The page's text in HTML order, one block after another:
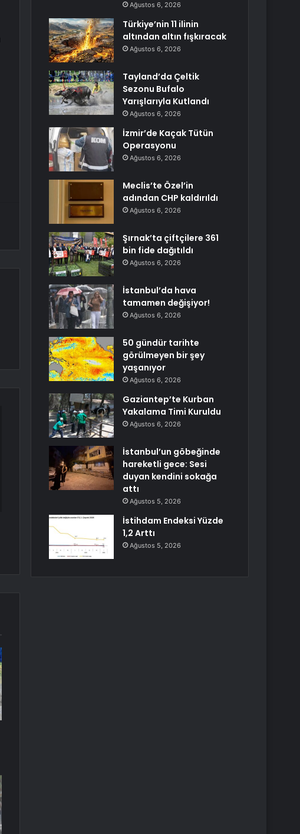
Ağustos 6, 2026
Türkiye’nin 11 ilinin
altından altın fışkıracak
Ağustos 6, 2026
Tayland’da Çeltik
Sezonu Bufalo
Yarışlarıyla Kutlandı
Ağustos 6, 2026
İzmir’de Kaçak Tütün
Operasyonu
Ağustos 6, 2026
Meclis’te Özel’in
adından CHP kaldırıldı
Ağustos 6, 2026
Şırnak’ta çiftçilere 361
bin fide dağıtıldı
Ağustos 6, 2026
İstanbul’da hava
tamamen değişiyor!
Ağustos 6, 2026
50 gündür tarihte
görülmeyen bir şey
yaşanıyor
Ağustos 6, 2026
Gaziantep’te Kurban
Yakalama Timi Kuruldu
Ağustos 6, 2026
İstanbul’un göbeğinde
hareketli gece: Sesi
duyan kendini sokağa
attı
Ağustos 5, 2026
İstihdam Endeksi Yüzde
1,2 Arttı
Ağustos 5, 2026